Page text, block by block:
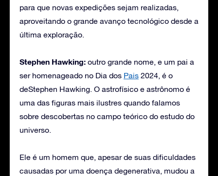
para que novas expedições sejam realizadas,
aproveitando o grande avanço tecnológico desde a
última exploração.
Stephen Hawking: outro grande nome, e um pai a
ser homenageado no Dia dos Pais 2024, é o
deStephen Hawking. O astrofísico e astrônomo é
uma das figuras mais ilustres quando falamos
sobre descobertas no campo teórico do estudo do
universo.
Ele é um homem que, apesar de suas dificuldades
causadas por uma doença degenerativa, mudou a